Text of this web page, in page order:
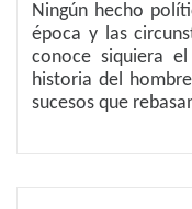
Ningún hecho
época y las
conoce siquiera
historia del
sucesos que